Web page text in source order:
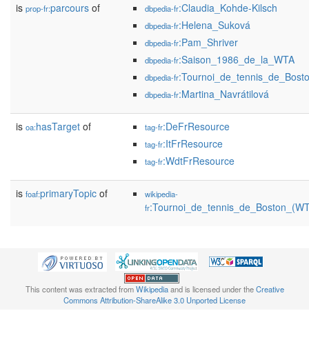
is prop-fr:parcours of dbpedia-fr:Claudia_Kohde-Kilsch
dbpedia-fr:Helena_Suková
dbpedia-fr:Pam_Shriver
dbpedia-fr:Saison_1986_de_la_WTA
dbpedia-fr
dbpedia-fr:Martina_Navrátilová
is oa:hasTarget of tag-fr:DeFrResource
tag-fr:ItFrResource
tag-fr:WdtFrResource
is foaf:primaryTopic of
wikipedia-
fr
This content was extracted fromWikipediaand is licensed under theCreative
Commons Attribution-ShareAlike 3.0 Unported License